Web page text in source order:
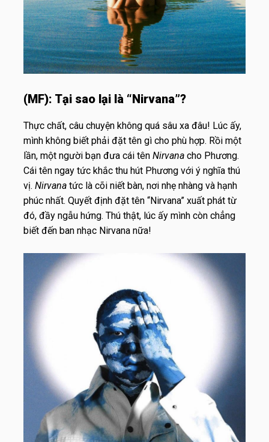
(MF): Tại sao lại là “Nirvana”?
Thực chất, câu chuyện không quá sâu xa đâu! Lúc ấy,
mình không biết phải đặt tên gì cho phù hợp. Rồi một
lần, một người bạn đưa cái tên Nirvana cho Phương.
Cái tên ngay tức khắc thu hút Phương với ý nghĩa thú
vị. Nirvana tức là cõi niết bàn, nơi nhẹ nhàng và hạnh
phúc nhất. Quyết định đặt tên “Nirvana” xuất phát từ
đó, đầy ngẫu hứng. Thú thật, lúc ấy mình còn chẳng
biết đến ban nhạc Nirvana nữa!